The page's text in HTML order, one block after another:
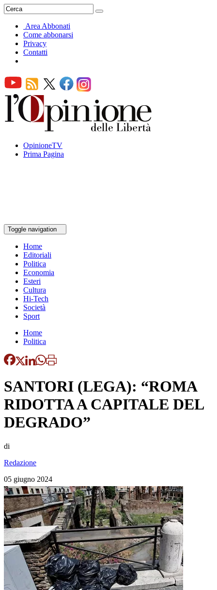
Area Abbonati
Come abbonarsi
Privacy
Contatti
OpinioneTV
Prima Pagina
Toggle navigation
Home
Editoriali
Politica
Economia
Esteri
Cultura
Hi-Tech
Società
Sport
Home
Politica
SANTORI (LEGA): “ROMA
RIDOTTA A CAPITALE DEL
DEGRADO”
di
Redazione
05 giugno 2024